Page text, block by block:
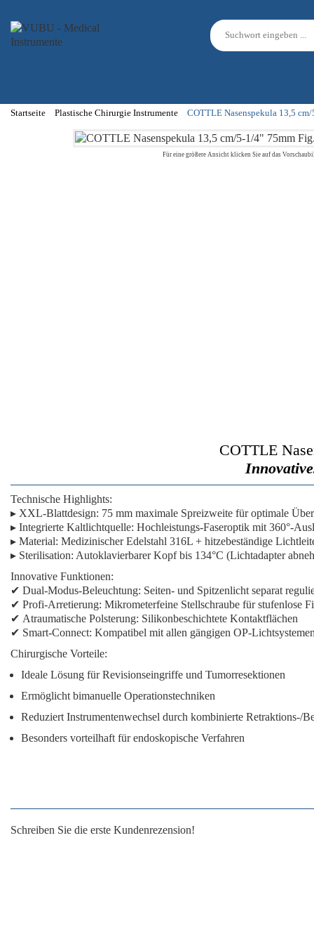
Startseite Plastische Chirurgie Instrumente COTTLE Nasenspekula 13,5
Für eine größere Ansicht klicken Sie auf das
COTTLE
Technische Highlights:
▸ XXL-Blattdesign: 75 mm maximale Spreizweite für optimale
▸ Integrierte Kaltlichtquelle: Hochleistungs-Faseroptik mit 360°-
▸ Material: Medizinischer Edelstahl 316L + hitzebeständige
▸ Sterilisation: Autoklavierbarer Kopf bis 134°C (Lichtadapter
Innovative Funktionen:
✔ Dual-Modus-Beleuchtung: Seiten- und Spitzenlicht separat
✔ Profi-Arretierung: Mikrometerfeine Stellschraube für stufenlose
✔ Atraumatische Polsterung: Silikonbeschichtete Kontaktflächen
✔ Smart-Connect: Kompatibel mit allen gängigen OP-
Chirurgische Vorteile:
Ideale Lösung für Revisionseingriffe und Tumorresektionen
Ermöglicht bimanuelle Operationstechniken
Reduziert Instrumentenwechsel durch kombinierte Retraktions-/
Besonders vorteilhaft für endoskopische Verfahren
Schreiben Sie die erste Kundenrezension!